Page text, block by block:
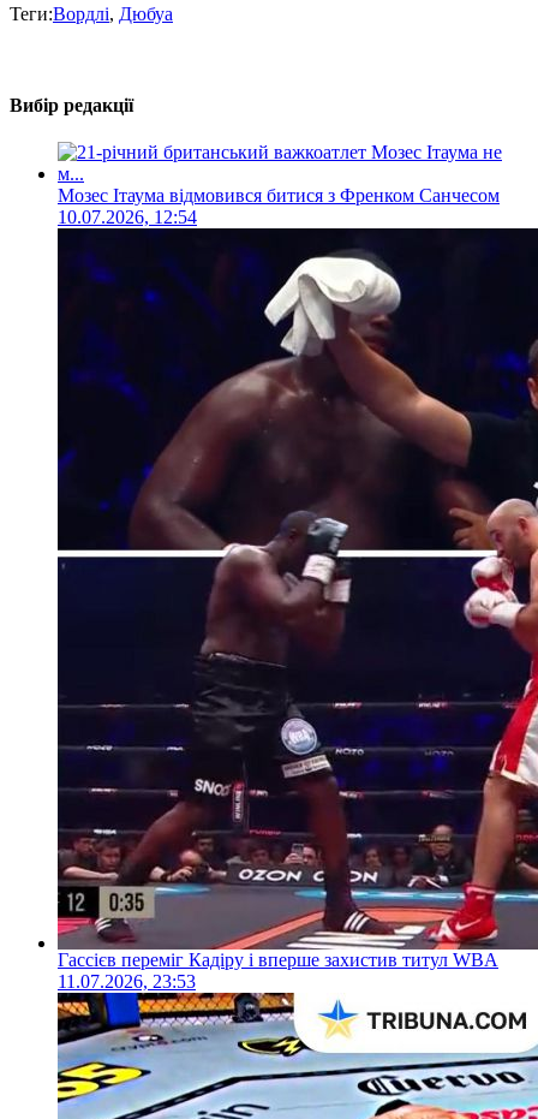
Теги:Вордлі, Дюбуа
Вибір редакції
Мозес Ітаума відмовився битися з Френком Санчесом
10.07.2026, 12:54
Гассієв переміг Кадіру і вперше захистив титул WBA
11.07.2026, 23:53